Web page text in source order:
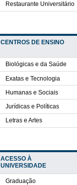
Restaurante Universitário
CENTROS DE ENSINO
Biológicas e da Saúde
Exatas e Tecnologia
Humanas e Sociais
Jurídicas e Políticas
Letras e Artes
ACESSO À
UNIVERSIDADE
Graduação